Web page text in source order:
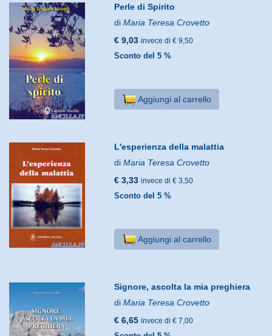
Perle di Spirito
diMaria Teresa Crovetto
€ 9,03 invece di € 9,50
Sconto del 5 %
Aggiungi al carrello
L'esperienza della malattia
diMaria Teresa Crovetto
€ 3,33 invece di € 3,50
Sconto del 5 %
Aggiungi al carrello
Signore, ascolta la mia preghiera
diMaria Teresa Crovetto
€ 6,65 invece di € 7,00